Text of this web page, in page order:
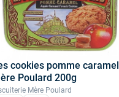
cookies pomme caramel
Poulard 200g
Mère Poulard